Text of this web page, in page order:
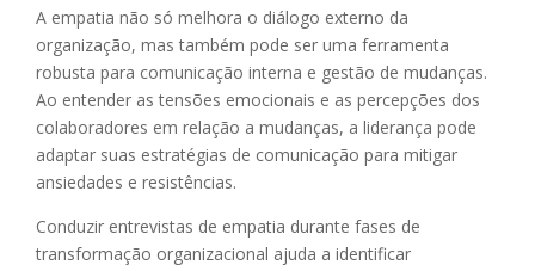
A empatia não só melhora o diálogo externo da
organização, mas também pode ser uma ferramenta
robusta para comunicação interna e gestão de mudanças.
Ao entender as tensões emocionais e as percepções dos
colaboradores em relação a mudanças, a liderança pode
adaptar suas estratégias de comunicação para mitigar
ansiedades e resistências.
Conduzir entrevistas de empatia durante fases de
transformação organizacional ajuda a identificar